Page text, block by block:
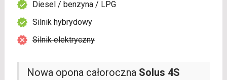
Nowa opona całoroczna Solus 4S
Diesel / benzyna / LPG
Silnik hybrydowy
Silnik elektryczny